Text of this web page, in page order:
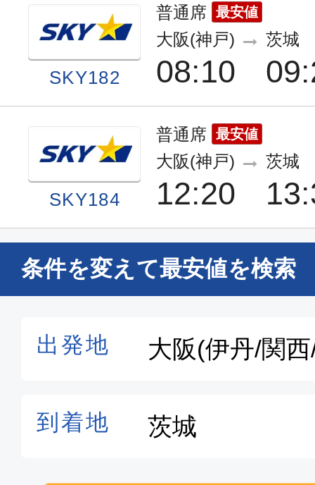
SKY182
普通席 最安値
大阪(神戸)
08:10
茨城
SKY184
普通席 最安値
大阪(神戸)
12:20
茨城
条件を変えて最安値を検索